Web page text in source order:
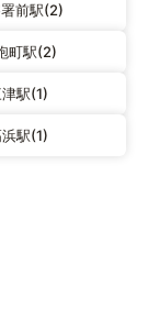
前駅(2)
町駅(2)
津駅(1)
駅(1)